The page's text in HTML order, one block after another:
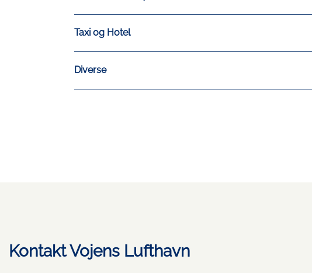
Taxi og Hotel
Diverse
Kontakt Vojens Lufthavn